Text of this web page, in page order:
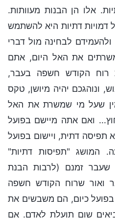
אלו הן הבנות מעוותות.
דמויות דתיות היא להשתמש
לבחינה מול דברי
את האל היום, אתם
רוח הקודש חשפה בעבר,
ונוהגכם יהיה מיושן, טקס
שעל מי שמשרת את האל
ואם אתה מיישם בפועל
תפיסה דתית, ויישום בפועל
המושג "תפיסות דתיות"
שעבר זמנם (לרבות הבנת
ואור שרוח הקודש חשפה
בפועל כיום, הם משבשים את
שום תועלת לאדם. אם